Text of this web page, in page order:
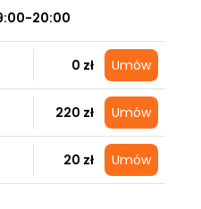
20:00
0 zł Umów
220 zł Umów
20 zł Umów